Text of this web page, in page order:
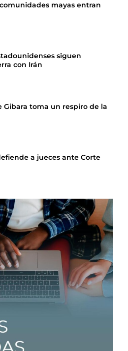
mayas entran
siguen
con Irán
Gibara toma un respiro de la
a jueces ante Corte